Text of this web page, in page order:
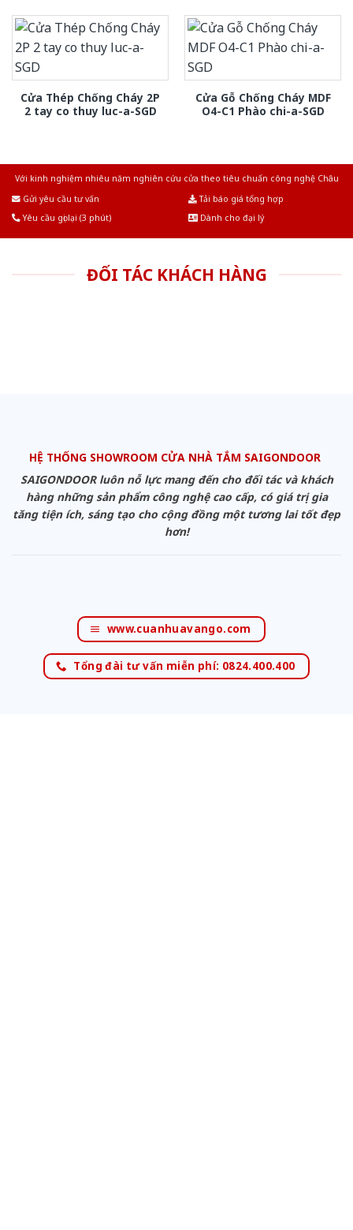
Cửa Thép Chống Cháy 2P
2 tay co thuy luc-a-SGD
Cửa Gỗ Chống Cháy MDF
O4-C1 Phào chi-a-SGD
Với kinh nghiệm nhiêu năm nghiên cứu cửa theo tiêu chuẩn công nghệ Châu
Gửi yêu cầu tư vấn
Tải báo giá tổng hợp
Yêu cầu gọi lại (3 phút)
Dành cho đại lý
ĐỐI TÁC KHÁCH HÀNG
HỆ THỐNG SHOWROOM CỬA NHÀ TẮM SAIGONDOOR
SAIGONDOOR luôn nỗ lực mang đến cho đối tác và khách
hàng những sản phẩm công nghệ cao cấp, có giá trị gia
tăng tiện ích, sáng tạo cho cộng đồng một tương lai tốt đẹp
hơn!
www.cuanhuavango.com
Tổng đài tư vấn miễn phí: 0824.400.400